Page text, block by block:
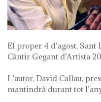
El proper 4 d’agost,
Càntir Gegant d’Artista
L’autor, David Callau,
mantindrà durant tot